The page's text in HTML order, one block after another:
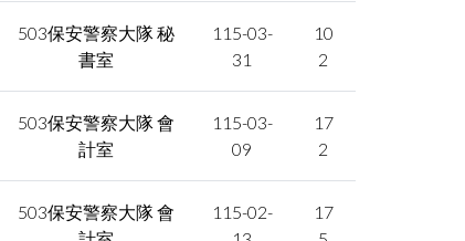
503保安警察大隊 秘
書室
115-03-
31
10
2
503保安警察大隊 會
計室
115-03-
09
17
2
503保安警察大隊 會
115-02-
17